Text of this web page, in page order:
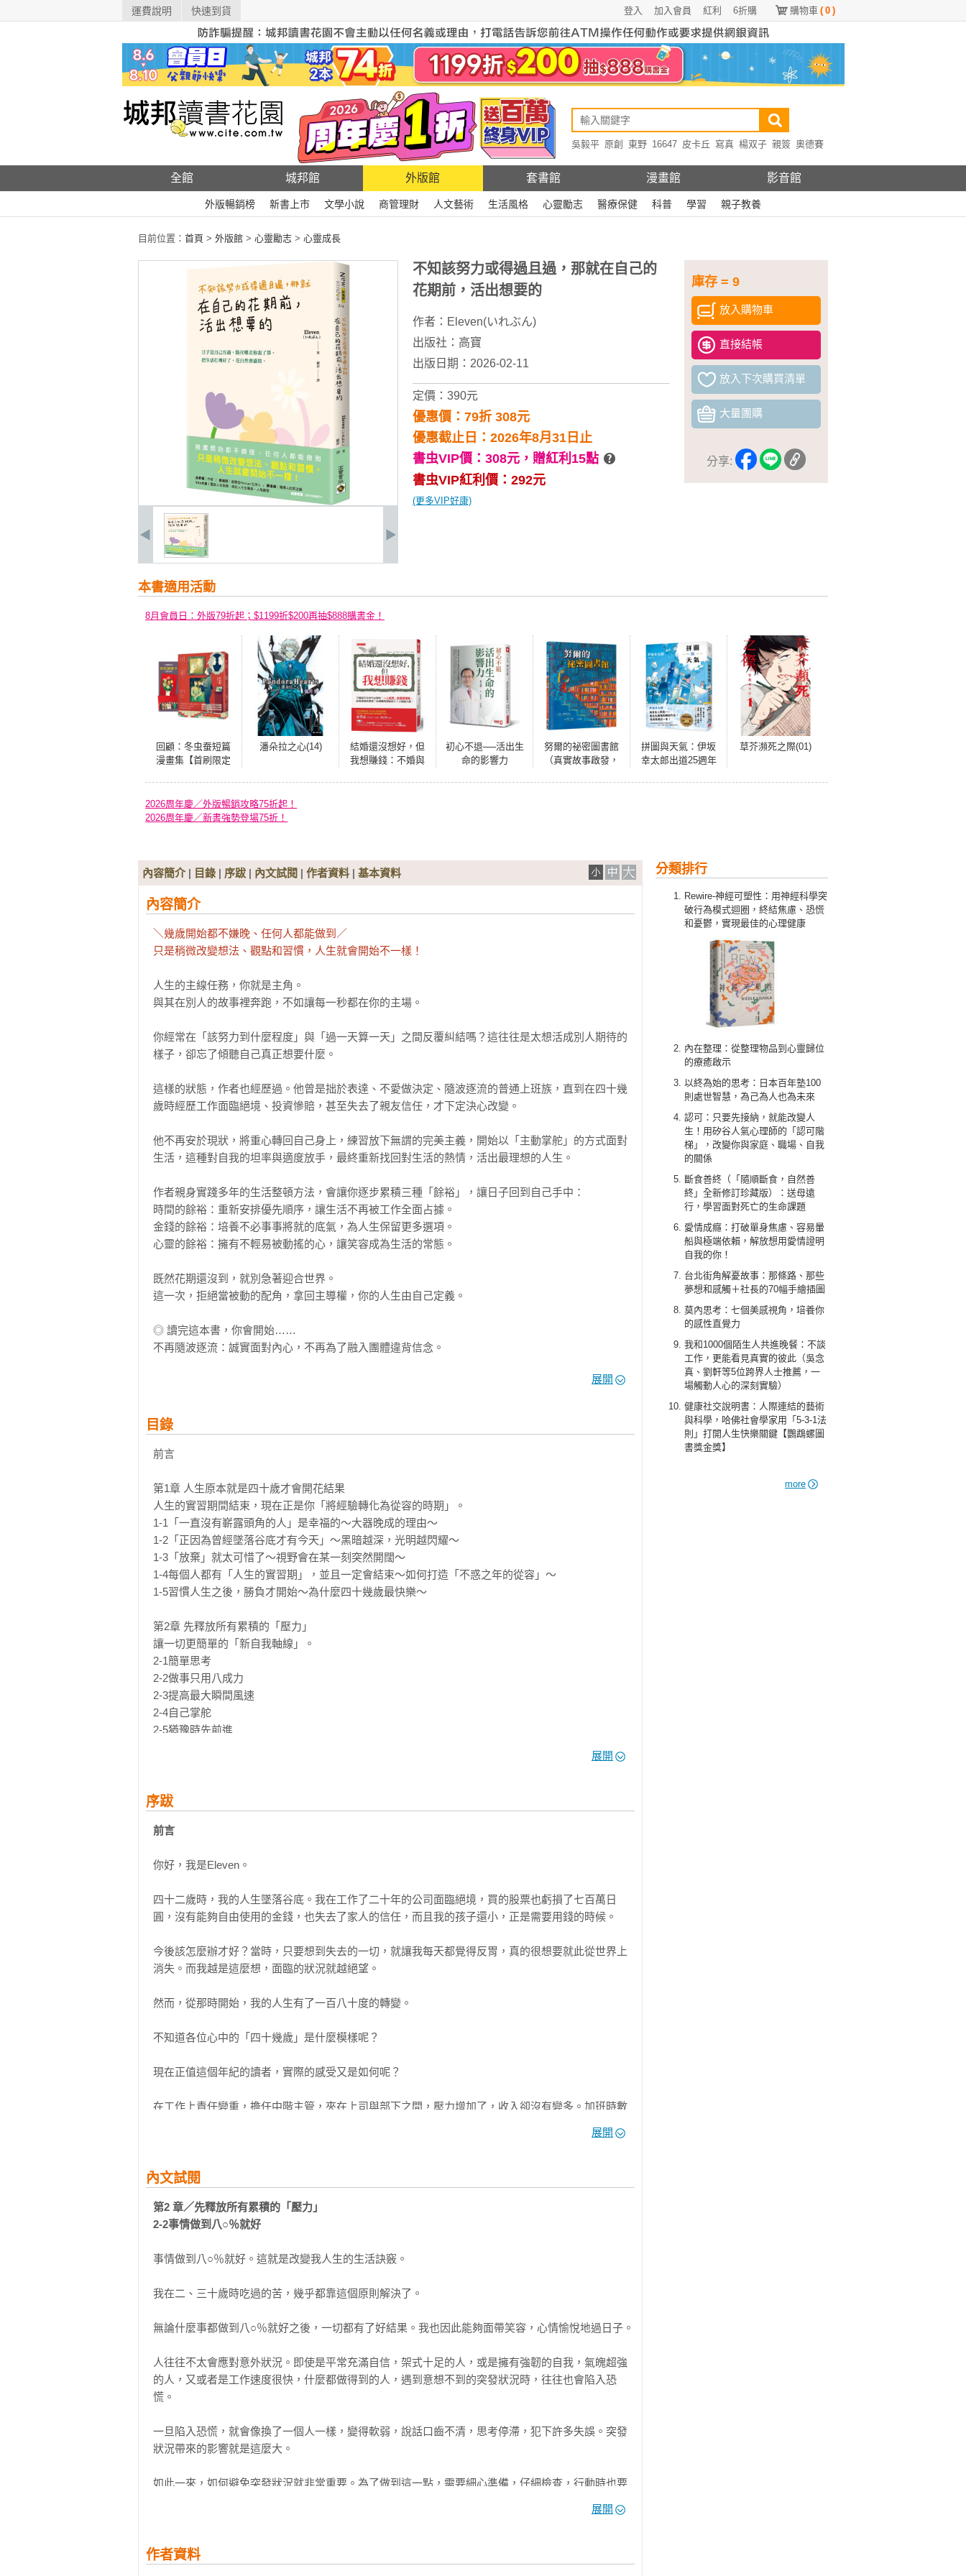
運費說明 快速到貨 購物車 ( 0 )
6折購
紅利
加入會員
登入
吳毅平 原創 東野 16647 皮卡丘 寫真 楊双子 親簽 奧德賽
全館 城邦館 外版館 套書館 漫畫館 影音館
外版暢銷榜 新書上市 文學小說 商管理財 人文藝術 生活風格 心靈勵志 醫療保健 科普 學習 親子教養
目前位置： 首頁 > 外版館 > 心靈勵志 > 心靈成長
庫存 = 9
放入購物車
直接結帳
放入下次購買清單
大量團購
分享:
不知該努力或得過且過，那就在自己的
花期前，活出想要的
作者： Eleven(いれぶん)
出版社： 高寶
出版日期：2026-02-11
定價：390元
優惠價：79折 308元
優惠截止日：2026年8月31日止
書虫VIP價：308元， 贈紅利15點
書虫VIP紅利價：292元
(更多VIP好康)
本書適用活動
8月會員日：外版79折起；$1199折$200再抽$888購書金！
回顧：冬虫蚕短篇
漫畫集【首刷限定
數，一個你現在必
須記住的名字！）
潘朵拉之心(14)
結婚還沒想好，但
我想賺錢：不婚與
初心不退──活出生
命的影響力
努爾的祕密圖書館
（真實故事啟發，
拼圖與天氣：伊坂
幸太郎出道25週年
草芥瀕死之際(01)
2026周年慶／外版暢銷攻略75折起！
2026周年慶／新書強勢登場75折！
分類排行
Rewire-神經可塑性：用神經科學突
破行為模式迴圈，終結焦慮、恐慌
和憂鬱，實現最佳的心理健康
內在整理：從整理物品到心靈歸位
的療癒啟示
以終為始的思考：日本百年塾100
則處世智慧，為己為人也為未來
認可：只要先接納，就能改變人
生！用矽谷人氣心理師的「認可階
梯」，改變你與家庭、職場、自我
的關係
斷食善終（「隨順斷食，自然善
終」全新修訂珍藏版）：送母遠
行，學習面對死亡的生命課題
愛情成癮：打破單身焦慮、容易暈
船與極端依賴，解放想用愛情證明
自我的你！
台北街角解憂故事：那條路、那些
夢想和感觸＋社長的70幅手繪插圖
莫內思考：七個美感視角，培養你
的感性直覺力
我和1000個陌生人共進晚餐：不談
工作，更能看見真實的彼此（吳念
真、劉軒等5位跨界人士推薦，一
場觸動人心的深刻實驗）
健康社交說明書：人際連結的藝術
與科學，哈佛社會學家用「5-3-1法
則」打開人生快樂關鍵【鸚鵡螺圖
書獎金獎】
more
內容簡介| 目錄 | 序跋 | 內文試閱 | 作者資料 | 基本資料
內容簡介
＼幾歲開始都不嫌晚、任何人都能做到／
只是稍微改變想法、觀點和習慣，人生就會開始不一樣！
人生的主線任務，你就是主角。
與其在別人的故事裡奔跑，不如讓每一秒都在你的主場。
你經常在「該努力到什麼程度」與「過一天算一天」之間反覆糾結嗎？這往往是太想活成別人期待的
樣子，卻忘了傾聽自己真正想要什麼。
這樣的狀態，作者也經歷過。他曾是拙於表達、不愛做決定、隨波逐流的普通上班族，直到在四十幾
歲時經歷工作面臨絕境、投資慘賠，甚至失去了親友信任，才下定決心改變。
他不再安於現狀，將重心轉回自己身上，練習放下無謂的完美主義，開始以「主動掌舵」的方式面對
生活，這種對自我的坦率與適度放手，最終重新找回對生活的熱情，活出最理想的人生。
作者親身實踐多年的生活整頓方法，會讓你逐步累積三種「餘裕」，讓日子回到自己手中：
時間的餘裕：重新安排優先順序，讓生活不再被工作全面占據。
金錢的餘裕：培養不必事事將就的底氣，為人生保留更多選項。
心靈的餘裕：擁有不輕易被動搖的心，讓笑容成為生活的常態。
既然花期還沒到，就別急著迎合世界。
這一次，拒絕當被動的配角，拿回主導權，你的人生由自己定義。
◎ 讀完這本書，你會開始……
不再隨波逐流：誠實面對內心，不再為了融入團體違背信念。
不再自我設限：建立堅韌與樂觀心態，面對變化不輕易退縮。
【誠摯推薦】（按姓氏筆畫排列）
郝旭烈│郝聲音Podcast主持人
鄭俊德│閱讀人社群主編
Vito大叔｜重啟人生教練、設計人生引導員、人氣播客
展開
目錄
前言
第1章 人生原本就是四十歲才會開花結果
人生的實習期間結束，現在正是你「將經驗轉化為從容的時期」。
1-1「一直沒有嶄露頭角的人」是幸福的～大器晚成的理由～
1-2「正因為曾經墜落谷底才有今天」～黑暗越深，光明越閃耀～
1-3「放棄」就太可惜了～視野會在某一刻突然開闊～
1-4每個人都有「人生的實習期」，並且一定會結束～如何打造「不惑之年的從容」～
1-5習慣人生之後，勝負才開始～為什麼四十幾歲最快樂～
第2章 先釋放所有累積的「壓力」
讓一切更簡單的「新自我軸線」。
2-1簡單思考
2-2做事只用八成力
2-3提高最大瞬間風速
2-4自己掌舵
2-5猶豫時先前進
2-9不要消極地勉強自己
2-11找到三種餘裕
第3章 再次審視「人際關係」
3-1不要只講道理，也要觀察對方的感受
3-2對方只理解三成
3-4主動露出笑容
3-5了解自己的不成熟
3-7好好調整自己的狀態
3-9關於Eleven教室
第4章 把「時間」和「金錢」投資在「這裡」
4-1相遇是寶物
4-5讓自己不疲勞的小訣竅
4-7朝活會改變你的人生
4-8想事情最多花十五分鐘
4-10假日不工作
第5章 幫助你達到真正「不惑」的八個訣竅
5-1盡量保持樂觀
5-3珍惜腸胃
5-4別人是別人，不要隨波逐流，好好吸收經驗
5-5性格可以用習慣來改變
5-7永遠都不會太遲
5-8持續努力的人終將勝出
第6章 聰明人會決定「不做哪些事」
6-3太認真的生活方式
展開
序跋
前言
你好，我是Eleven。
四十二歲時，我的人生墜落谷底。我在工作了二十年的公司面臨絕境，買的股票也虧損了七百萬日
圓，沒有能夠自由使用的金錢，也失去了家人的信任，而且我的孩子還小，正是需要用錢的時候。
今後該怎麼辦才好？當時，只要想到失去的一切，就讓我每天都覺得反胃，真的很想要就此從世界上
消失。而我越是這麼想，面臨的狀況就越絕望。
然而，從那時開始，我的人生有了一百八十度的轉變。
不知道各位心中的「四十幾歲」是什麼模樣呢？
現在正值這個年紀的讀者，實際的感受又是如何呢？
在工作上責任變重，擔任中階主管，夾在上司與部下之間，壓力增加了，收入卻沒有變多。加班時數
濟上毫無餘裕。夫妻對話只剩下錢，總是為了家事和孩子的接送吵架。臉上沒有了笑容，每天人際關
紀了。接下來，應該就是靠著惰性度過相同的每一天吧……
時代，老了以後生活費要怎麼辦？
許多事情都令人不安，但也沒有空閒思考，時間就這麼過去了。這也是沒辦法的事。
你是不是也曾這樣想呢？總覺得現在的自己很陰沉，無精打采。
我也曾經過著這樣的人生。
不過，歷經了在谷底的兩年，我的人生有了極大的轉變，而且改變程度令人無法置信。
從此，我進入了完全不一樣的世界。
●時間的餘裕
展開
內文試閱
第2 章／先釋放所有累積的「壓力」
2-2事情做到八○％就好
事情做到八○％就好。這就是改變我人生的生活訣竅。
我在二、三十歲時吃過的苦，幾乎都靠這個原則解決了。
無論什麼事都做到八○％就好之後，一切都有了好結果。我也因此能夠面帶笑容，心情愉悅地過日子。
人往往不太會應對意外狀況。即使是平常充滿自信，架式十足的人，或是擁有強韌的自我，氣魄超強
的人，又或者是工作速度很快，什麼都做得到的人，遇到意想不到的突發狀況時，往往也會陷入恐
慌。
一旦陷入恐慌，就會像換了一個人一樣，變得軟弱，說話口齒不清，思考停滯，犯下許多失誤。突發
狀況帶來的影響就是這麼大。
如此一來，如何避免突發狀況就非常重要。為了做到這一點，需要細心準備，仔細檢查，行動時也要
展開
作者資料